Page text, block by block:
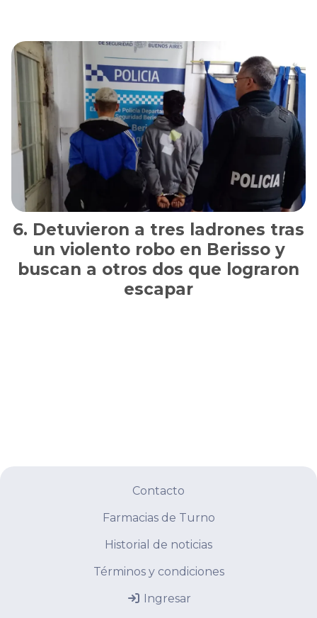
Detuvieron a tres ladrones tras
un violento robo en Berisso y
buscan a otros dos que lograron
escapar
Contacto
Farmacias de Turno
Historial de noticias
Términos y condiciones
Ingresar